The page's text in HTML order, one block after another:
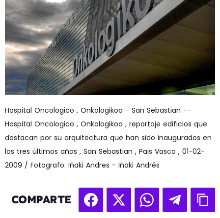
Hospital Oncologico , Onkologikoa - San Sebastian --
Hospital Oncologico , Onkologikoa , reportaje edificios que
destacan por su arquitectura que han sido inaugurados en
los tres últimos años , San Sebastian , Pais Vasco , 01-02-
2009 / Fotografo: Iñaki Andres - Iñaki Andrés
COMPARTE